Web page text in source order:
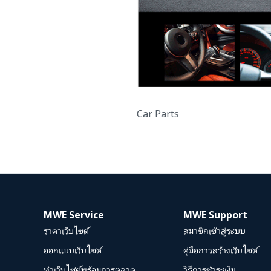
Car Parts
MWE Service
ราคาเว็บไซต์
ออกแบบเว็บไซต์
MWE Support
สมาชิกเข้าสู่ระบบ
คู่มือการสร้างเว็บไซต์